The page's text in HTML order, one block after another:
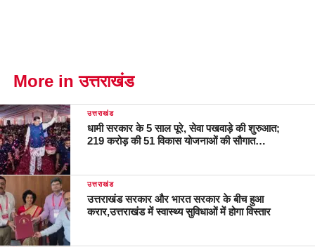
More in उत्तराखंड
उत्तराखंड
धामी सरकार के 5 साल पूरे, सेवा पखवाड़े की शुरुआत;
219 करोड़ की 51 विकास योजनाओं की सौगात…
उत्तराखंड
उत्तराखंड सरकार और भारत सरकार के बीच हुआ
करार,उत्तराखंड में स्वास्थ्य सुविधाओं में होगा विस्तार